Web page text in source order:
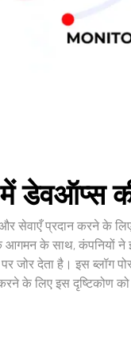
डेवऑप्स
सेवाएँ प्रदान करने के
आगमन के साथ, कंपनियों
देता है। इस ब्लॉग
के लिए इस दृष्टिकोण को